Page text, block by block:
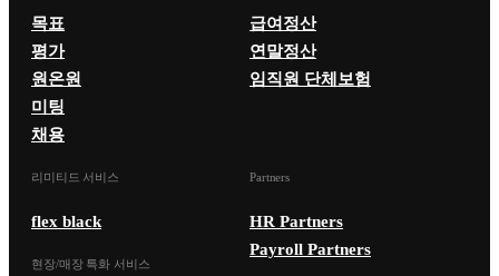
목표
평가
원온원
미팅
채용
급여정산
연말정산
임직원 단체보험
리미티드 서비스
flex black
현장/매장 특화 서비스
Partners
HR Partners
Payroll Partners